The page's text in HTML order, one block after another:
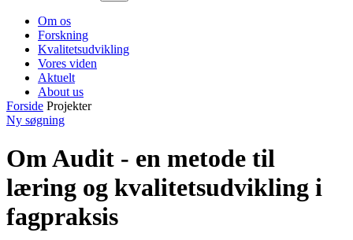
Om os
Forskning
Kvalitetsudvikling
Vores viden
Aktuelt
About us
Forside Projekter
Ny søgning
Om Audit - en metode til
læring og kvalitetsudvikling i
fagpraksis